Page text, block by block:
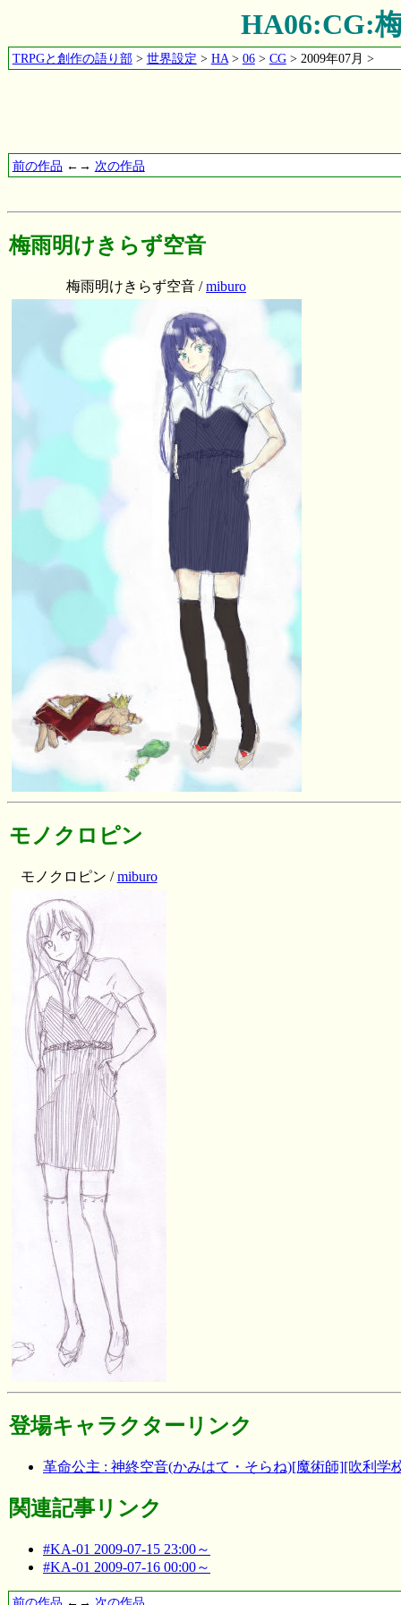
HA06:CG:
TRPGと創作の語り部> 世界設定 > HA> 06> CG> 2009年07月 >
前の作品 ←→ 次の作品
梅雨明けきらず空音
梅雨明けきらず空音 /miburo
モノクロピン
モノクロピン /miburo
登場キャラクターリンク
革命公主 : 神終空音(かみはて・そらね)[魔術師][吹利
関連記事リンク
#KA-01 2009-07-15 23:00～
#KA-01 2009-07-16 00:00～